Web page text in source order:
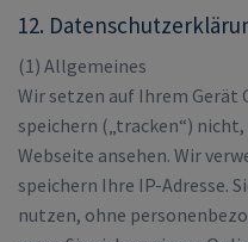
12.
(1) Allgemeines
Wir setzen auf Ihrem Gerät
speichern („tracken“) nicht,
Webseite ansehen. Wir
speichern Ihre IP-Adresse.
nutzen, ohne